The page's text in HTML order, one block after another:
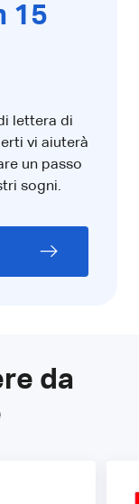
15
lettera di
vi aiuterà
un passo
sogni.
da